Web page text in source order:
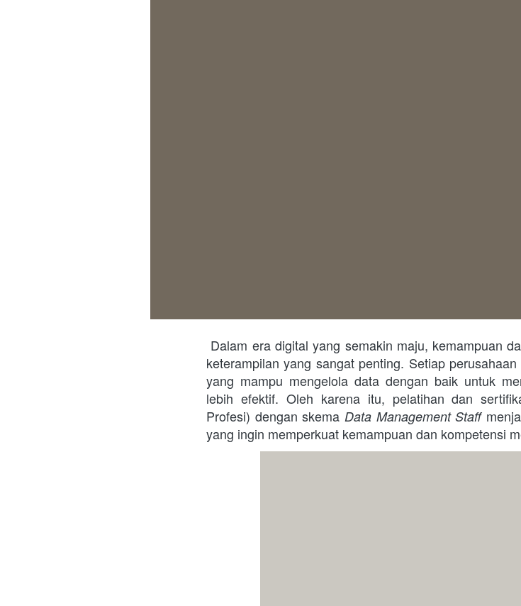
keterampilan yang sangat penting. Setiap
yang mampu mengelola data dengan baik untuk
lebih efektif. Oleh karena itu, pelatihan dan
Profesi) dengan skema Data Management Staff
yang ingin memperkuat kemampuan dan kompetensi